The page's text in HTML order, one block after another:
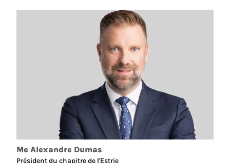
Me Alexandre Dumas
Président du chapitre de l'Estrie